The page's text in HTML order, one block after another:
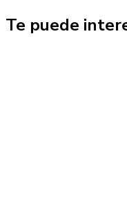
Te puede